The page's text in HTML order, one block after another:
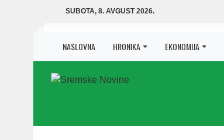
SUBOTA, 8. AVGUST 2026.
NASLOVNA HRONIKA EKONOMIJA